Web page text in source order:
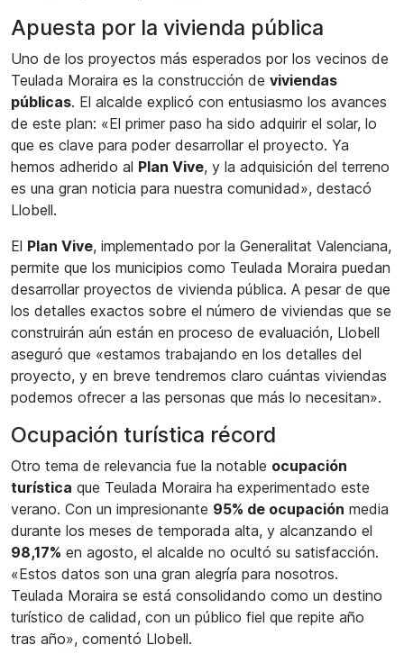
Apuesta por la vivienda pública
Uno de los proyectos más esperados por los vecinos de
Teulada Moraira es la construcción de viviendas
públicas. El alcalde explicó con entusiasmo los avances
de este plan: «El primer paso ha sido adquirir el solar, lo
que es clave para poder desarrollar el proyecto. Ya
hemos adherido al Plan Vive, y la adquisición del terreno
es una gran noticia para nuestra comunidad», destacó
Llobell.
El Plan Vive, implementado por la Generalitat Valenciana,
permite que los municipios como Teulada Moraira puedan
desarrollar proyectos de vivienda pública. A pesar de que
los detalles exactos sobre el número de viviendas que se
construirán aún están en proceso de evaluación, Llobell
aseguró que «estamos trabajando en los detalles del
proyecto, y en breve tendremos claro cuántas viviendas
podemos ofrecer a las personas que más lo necesitan».
Ocupación turística récord
Otro tema de relevancia fue la notable ocupación
turística que Teulada Moraira ha experimentado este
verano. Con un impresionante 95% de ocupación media
durante los meses de temporada alta, y alcanzando el
98,17% en agosto, el alcalde no ocultó su satisfacción.
«Estos datos son una gran alegría para nosotros.
Teulada Moraira se está consolidando como un destino
turístico de calidad, con un público fiel que repite año
tras año», comentó Llobell.